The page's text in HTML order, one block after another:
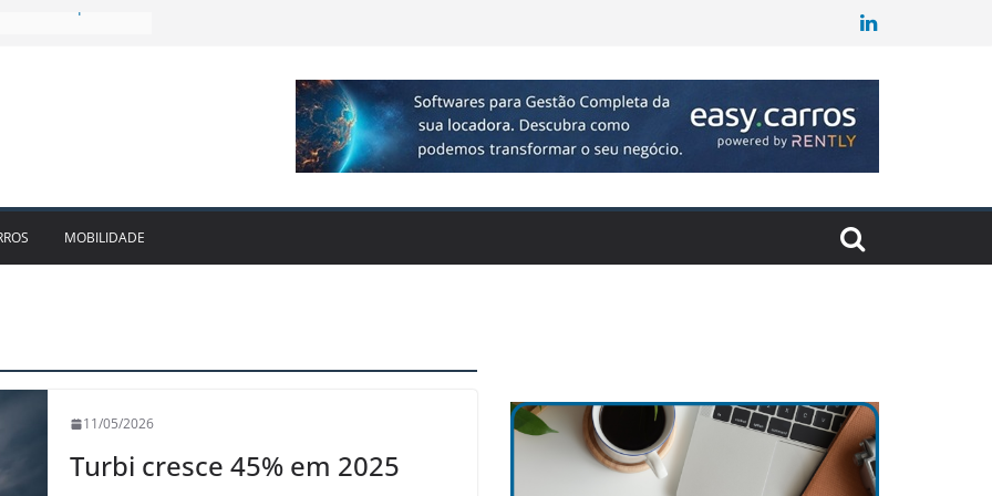
presença no
no 2T26 e
parceria para
MOBILIDADE
11/05/2026
Turbi cresce 45% em 2025